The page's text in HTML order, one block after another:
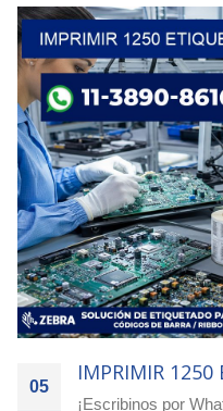
05
IMPRIMIR 1250
¡Escribinos por